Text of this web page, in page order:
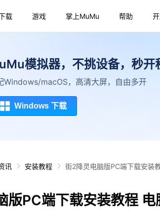
载 游戏 掌上MuMu 帮助
模拟器，不挑设备，秒开
Windows/macOS，高清大屏，自由多开
Windows 下载
讯 安装教程 街2降灵电脑版PC端下载安装
版PC端下载安装教程